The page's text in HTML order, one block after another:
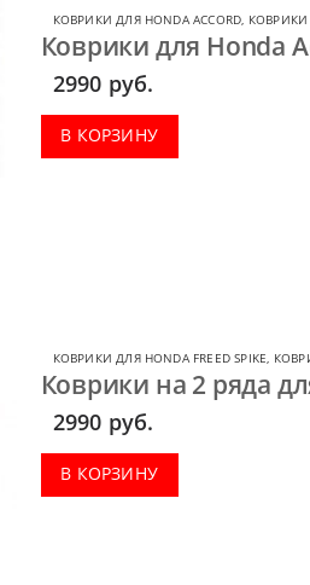
КОВРИКИ ДЛЯ HONDA ACCORD, КОВРИКИ
Коврики для Honda
2990 руб.
В КОРЗИНУ
КОВРИКИ ДЛЯ HONDA FREED SPIKE,
Коврики на 2 ряда
2990 руб.
В КОРЗИНУ